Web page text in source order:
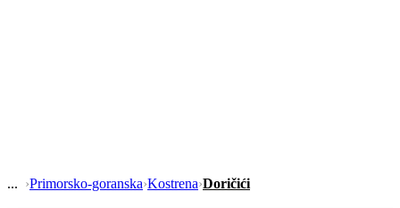
›Primorsko-goranska›Kostrena›Doričići